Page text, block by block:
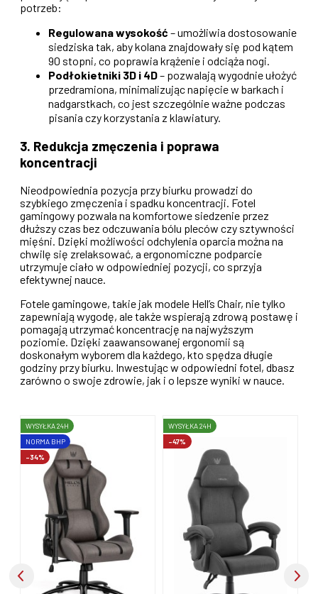
potrzeb:
Regulowana wysokość – umożliwia dostosowanie
siedziska tak, aby kolana znajdowały się pod kątem
90 stopni, co poprawia krążenie i odciąża nogi.
Podłokietniki 3D i 4D– pozwalają wygodnie ułożyć
przedramiona, minimalizując napięcie w barkach i
nadgarstkach, co jest szczególnie ważne podczas
pisania czy korzystania z klawiatury.
3. Redukcja zmęczenia i poprawa
koncentracji
Nieodpowiednia pozycja przy biurku prowadzi do
szybkiego zmęczenia i spadku koncentracji. Fotel
gamingowy pozwala na komfortowe siedzenie przez
dłuższy czas bez odczuwania bólu pleców czy sztywności
mięśni. Dzięki możliwości odchylenia oparcia można na
chwilę się zrelaksować, a ergonomiczne podparcie
utrzymuje ciało w odpowiedniej pozycji, co sprzyja
efektywnej nauce.
Fotele gamingowe, takie jak modele Hell’s Chair, nie tylko
zapewniają wygodę, ale także wspierają zdrową postawę i
pomagają utrzymać koncentrację na najwyższym
poziomie. Dzięki zaawansowanej ergonomii są
doskonałym wyborem dla każdego, kto spędza długie
godziny przy biurku. Inwestując w odpowiedni fotel, dbasz
zarówno o swoje zdrowie, jak i o lepsze wyniki w nauce.
-47%
WYSYŁKA 24H
Fotel gamingowy Hell's
Chair HC- 1014 Czarny
Niebieski Tkanina
-29%
WYSYŁKA 24H